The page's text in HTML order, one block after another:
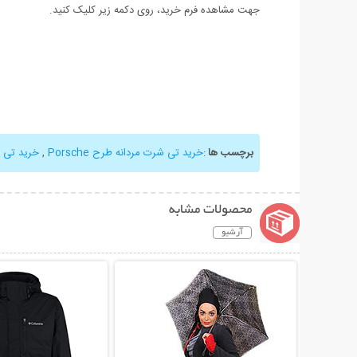
جهت مشاهده فرم خرید، روی دکمه زیر کلیک کنید.
برچسب ها:خرید تی شرت مردانه طرح Porsche ,خرید
محصولات مشابه
آرشیو